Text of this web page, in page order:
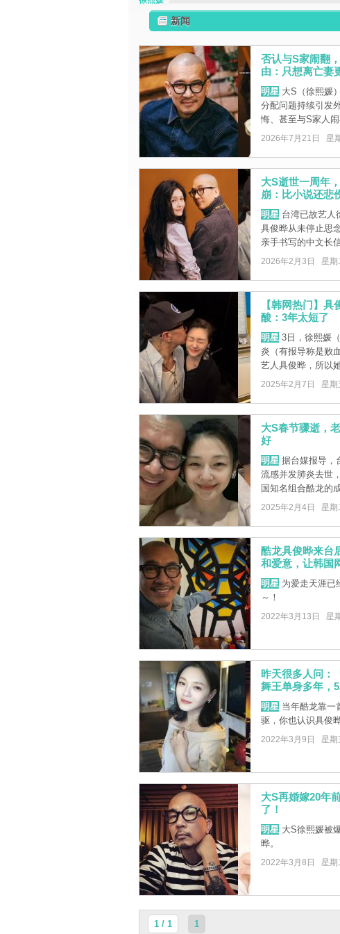
新闻
否认与S家闹翻
由：只想离亡妻
明星大S（徐熙媛
分配问题持续引发
悔、甚至与S家人
2026年7月21日 星
大S逝世一周年
崩：比小说还悲
明星台湾已故艺人
具俊晔从未停止思
亲手书写的中文长
2026年2月3日 星期
【韩网热门】
酸：3年太短了
明星3日，徐熙媛
炎（有报导称是败
艺人具俊晔，所以
2025年2月7日 星期
大S春节骤逝，
好
明星据台媒报导，
流感并发肺炎去世
国知名组合酷龙的
2025年2月4日 星期
酷龙具俊晔来台
和爱意，让韩国
明星为爱走天涯已
～！
2022年3月13日 星
昨天很多人问：
舞王单身多年，
明星当年酷龙靠一
驱，你也认识具俊
2022年3月9日 星期
大S再婚嫁20年
了！
明星大S徐熙媛被
晔。
2022年3月8日 星期
1 / 1 1